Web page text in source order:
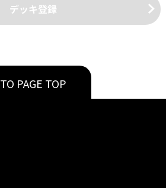
デッキ登録
TO PAGE TOP